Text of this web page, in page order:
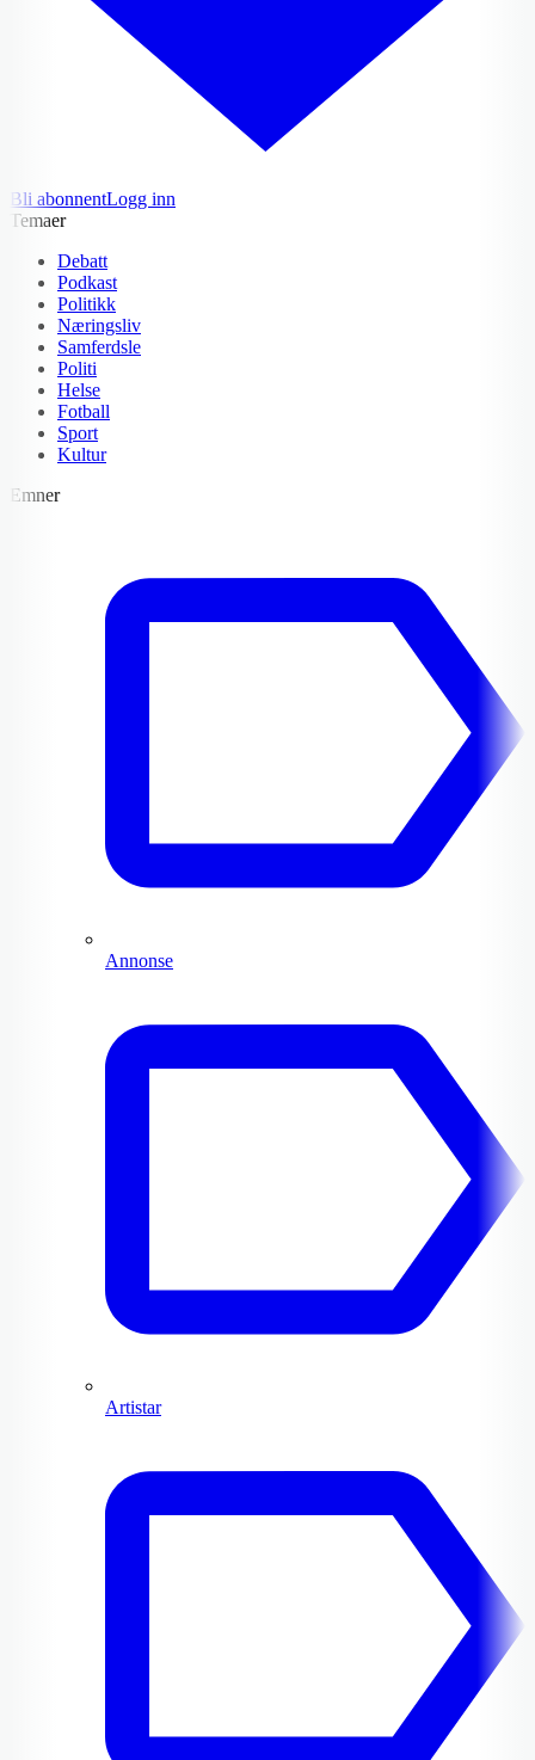
Bli abonnentLogg inn
Temaer
Debatt
Podkast
Politikk
Næringsliv
Samferdsle
Politi
Helse
Fotball
Sport
Kultur
Emner
Annonse
Artistar